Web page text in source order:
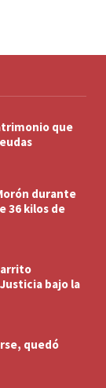
que
durante
36 kilos de
bajo la
quedó